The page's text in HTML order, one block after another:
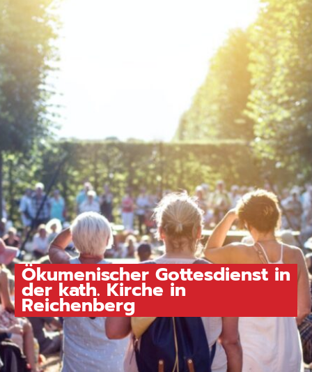
Ökumenischer Gottesdienst in
der kath. Kirche in
Reichenberg